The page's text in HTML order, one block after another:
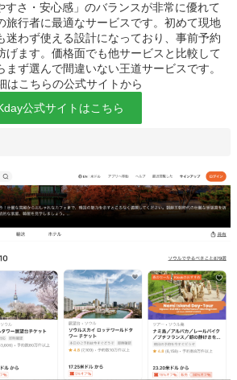
すさ・安心感」のバランスが非常に優れて
旅行者に最適なサービスです。初めて現地
迷わず使える設計になっており、事前予約
げます。価格面でも他サービスと比較して
ず選んで間違いない王道サービスです。
はこちらの公式サイトから
公式サイトはこちら